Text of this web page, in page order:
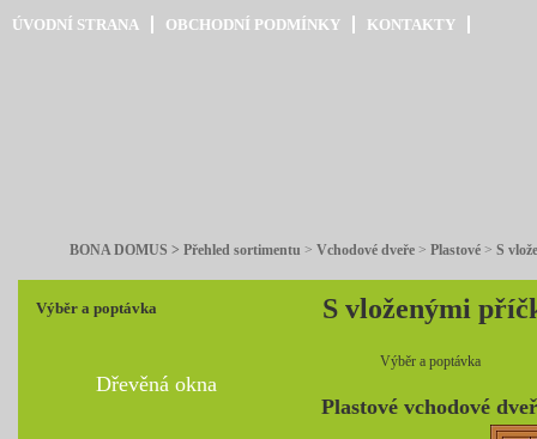
ÚVODNÍ STRANA OBCHODNÍ PODMÍNKY KONTAKTY
BONA DOMUS > Přehled sortimentu > Vchodové dveře > Plastové > S
Výběr a poptávka S vloženými
Dřevěná okna
Výběr a poptávka
Plastové vchodové